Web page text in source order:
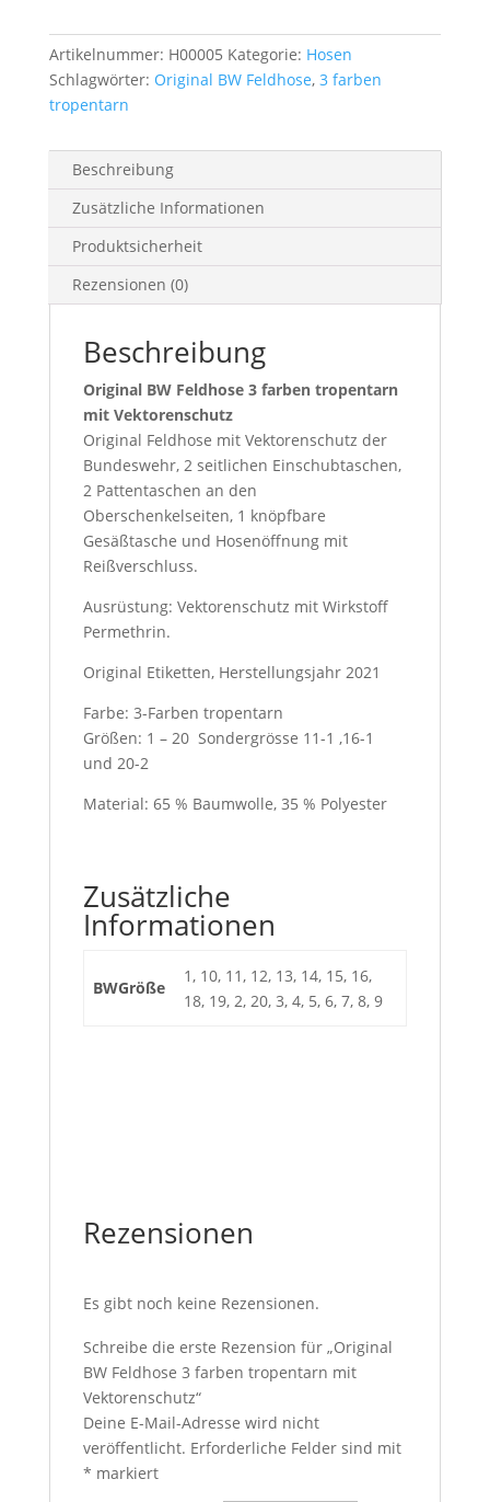
Artikelnummer: H00005 Kategorie: Hosen
Schlagwörter: Original BW Feldhose, 3 farben
tropentarn
Beschreibung
Zusätzliche Informationen
Produktsicherheit
Rezensionen (0)
Beschreibung
Original BW Feldhose 3 farben tropentarn
mit Vektorenschutz
Original Feldhose mit Vektorenschutz der
Bundeswehr, 2 seitlichen Einschubtaschen,
2 Pattentaschen an den
Oberschenkelseiten, 1 knöpfbare
Gesäßtasche und Hosenöffnung mit
Reißverschluss.
Ausrüstung: Vektorenschutz mit Wirkstoff
Permethrin.
Original Etiketten, Herstellungsjahr 2021
Farbe: 3-Farben tropentarn
Größen: 1 – 20 Sondergrösse 11-1 ,16-1
und 20-2
Material: 65 % Baumwolle, 35 % Polyester
Zusätzliche
Informationen
BWGröße
1, 10, 11, 12, 13, 14, 15, 16,
18, 19, 2, 20, 3, 4, 5, 6, 7, 8, 9
Rezensionen
Es gibt noch keine Rezensionen.
Schreibe die erste Rezension für „Original
BW Feldhose 3 farben tropentarn mit
Vektorenschutz“
Deine E-Mail-Adresse wird nicht
veröffentlicht. Erforderliche Felder sind mit
* markiert